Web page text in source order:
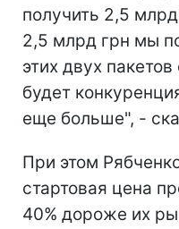
получить 2,5
2,5 млрд грн мы
этих двух
будет
еще больше", -
При этом
стартовая цена
40% дороже их